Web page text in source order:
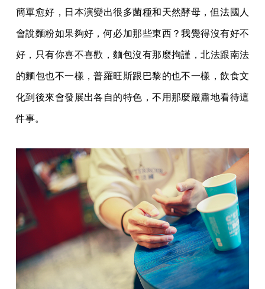
簡單愈好，日本演變出很多菌種和天然酵母，但法國人
會說麵粉如果夠好，何必加那些東西？我覺得沒有好不
好，只有你喜不喜歡，麵包沒有那麼拘謹，北法跟南法
的麵包也不一樣，普羅旺斯跟巴黎的也不一樣，飲食文
化到後來會發展出各自的特色，不用那麼嚴肅地看待這
件事。